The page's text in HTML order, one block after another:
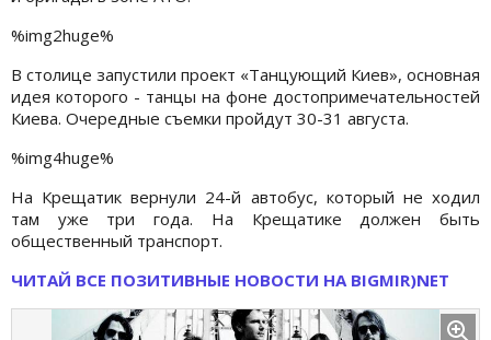
%img2huge%
В столице запустили проект «Танцующий Киев», основная
идея которого - танцы на фоне достопримечательностей
Киева. Очередные съемки пройдут 30-31 августа.
%img4huge%
На Крещатик вернули 24-й автобус, который не ходил
там уже три года. На Крещатике должен быть
общественный транспорт.
ЧИТАЙ ВСЕ ПОЗИТИВНЫЕ НОВОСТИ НА BIGMIR)NET